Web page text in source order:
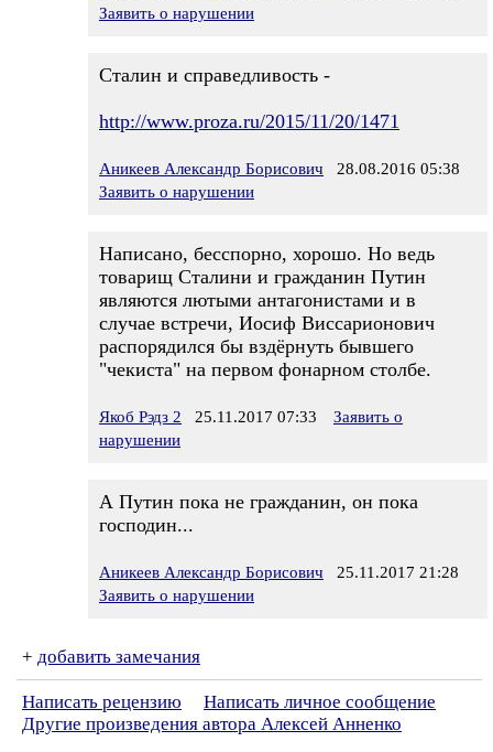
Заявить о нарушении
Сталин и справедливость -
http://www.proza.ru/2015/11/20/1471
Аникеев Александр Борисович 28.08.2016 05:38
Заявить о нарушении
Написано, бесспорно, хорошо. Но ведь
товарищ Сталини и гражданин Путин
являются лютыми антагонистами и в
случае встречи, Иосиф Виссарионович
распорядился бы вздёрнуть бывшего
"чекиста" на первом фонарном столбе.
Якоб Рэдз 2 25.11.2017 07:33
Заявить о
нарушении
А Путин пока не гражданин, он пока
господин...
Аникеев Александр Борисович 25.11.2017 21:28
Заявить о нарушении
+ добавить замечания
Написать рецензию
Написать личное сообщение
Другие произведения автора Алексей Анненко